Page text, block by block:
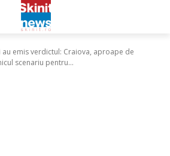
au emis verdictul: Craiova, aproape de
scenariu pentru...